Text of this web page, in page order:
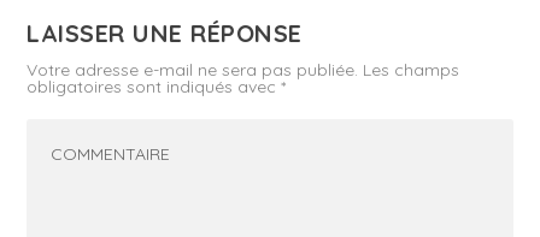
LAISSER UNE RÉPONSE
Votre adresse e-mail ne sera pas publiée. Les champs
obligatoires sont indiqués avec*